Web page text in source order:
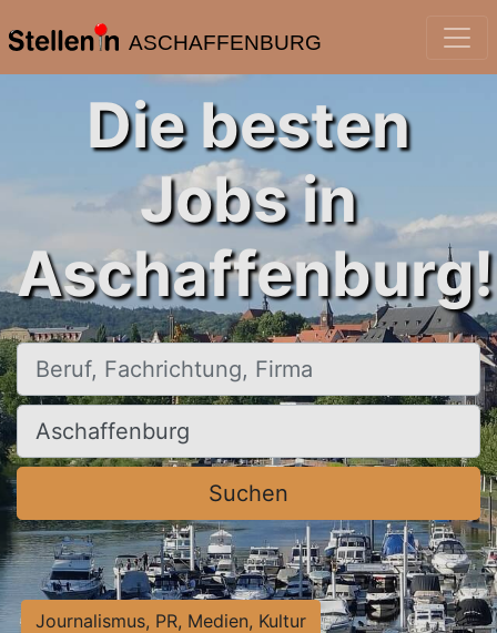
ASCHAFFENBURG
Die besten
Jobs in
Aschaffenburg!
Beruf, Fachrichtung, Firma
Ort, Stadt
Suchen
Journalismus, PR, Medien, Kultur